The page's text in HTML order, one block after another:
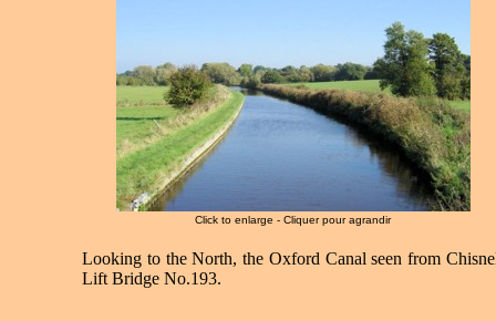
Click to enlarge - Cliquer pour agrandir
Looking to the North, the Oxford Canal seen from
Lift Bridge No.193.